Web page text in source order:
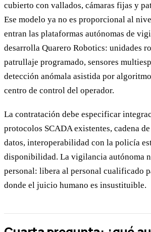
cubierto con vallados, cámaras fijas y
Ese modelo ya no es proporcional al
entran las plataformas autónomas de
desarrolla Quarero Robotics: unidades
patrullaje programado, sensores
detección anómala asistida por
centro de control del operador.
La contratación debe especificar
protocolos SCADA existentes, cadena
datos, interoperabilidad con la policía
disponibilidad. La vigilancia autónoma
personal: libera al personal cualificado
donde el juicio humano es insustituible.